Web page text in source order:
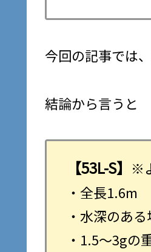
今回の記事では
結論から言うと
【53L-S】 ※
・全長1.6m
・水深のあ
・1.5～3gの